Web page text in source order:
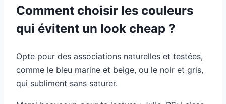
Comment choisir les couleurs
qui évitent un look cheap ?
Opte pour des associations naturelles et testées,
comme le bleu marine et beige, ou le noir et gris,
qui subliment sans saturer.